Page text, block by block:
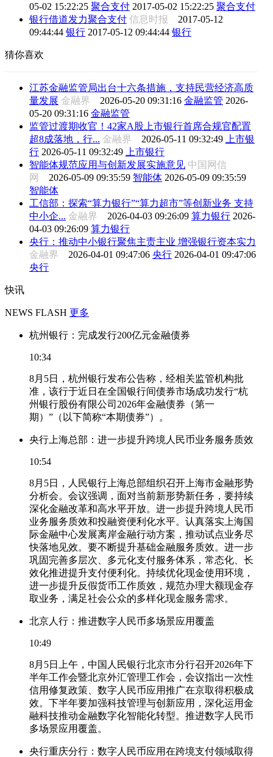
05-02 15:22:25 聚合支付 2017-05-02 15:22:25 聚合支付
银行借道发力聚合支付 信息时报 2017-05-12
09:44:44 银行 2017-05-12 09:44:44 银行
猜你喜欢
江苏金融监管局出台十六条措施，支持民营经济高质
量发展 金融界 2026-05-20 09:31:16 金融监管 2026-
05-20 09:31:16 金融监管
监管过渡期收官！42家A股上市银行首席合规官配置
超8成落地，行... 金融界 2026-05-11 09:32:49
上市银
行 2026-05-11 09:32:49
上市银行
智能体规范应用与创新发展实施意见 中国网信
网 2026-05-09 09:35:59 智能体 2026-05-09 09:35:59
智能体
工信部：探索“算力银行”“算力超市”等创新业务 支持
中小企... 金融界 2026-04-03 09:26:09 算力银行 2026-
04-03 09:26:09 算力银行
央行：推动中小银行聚焦主责主业 增强银行资本实力
金融界 2026-04-01 09:47:06 央行 2026-04-01 09:47:06
央行
快讯
NEWS FLASH 更多
杭州银行：完成发行200亿元金融债券
10:34
8月5日，杭州银行发布公告称，经相关监管机构批
准，该行于近日在全国银行间债券市场成功发行“杭
州银行股份有限公司2026年金融债券（第一
期）”（以下简称“本期债券”）。
央行上海总部：进一步提升跨境人民币业务服务质效
10:54
8月5日，人民银行上海总部组织召开上海市金融形势
分析会。会议强调，面对当前新形势新任务，要持续
深化金融改革和高水平开放。进一步提升跨境人民币
业务服务质效和投融资便利化水平。认真落实上海国
际金融中心发展离岸金融行动方案，推动试点业务尽
快落地见效。要不断提升基础金融服务质效。进一步
巩固完善多层次、多元化支付服务体系，常态化、长
效化推进提升支付便利化。持续优化现金使用环境，
进一步提升反假货币工作质效，规范办理大额现金存
取业务，满足社会公众的多样化现金服务需求。
北京人行：推进数字人民币多场景应用覆盖
10:49
8月5日上午，中国人民银行北京市分行召开2026年下
半年工作会暨北京外汇管理工作会，会议指出一次性
信用修复政策、数字人民币应用推广在京取得积极成
效。下半年要加强科技管理与创新应用，深化运用金
融科技推动金融数字化智能化转型。推进数字人民币
多场景应用覆盖。
央行重庆分行：数字人民币应用在跨境支付领域取得